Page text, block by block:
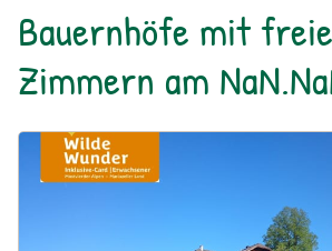
Bauernhöfe mit
Zimmern am
Urlaub am Bauernhof: Bio Bauernhof